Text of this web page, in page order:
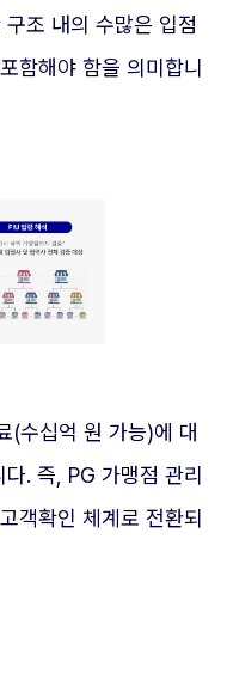
조 내의 수많은 입점
함해야 함을 의미합니
(수십억 원 가능)에 대
. 즉, PG 가맹점 관리
객확인 체계로 전환되